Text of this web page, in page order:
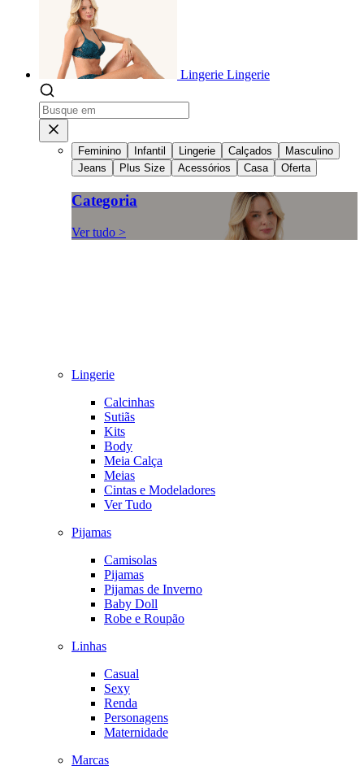
Lingerie Lingerie
Feminino Infantil Lingerie Calçados
Masculino
Jeans
Plus Size Acessórios Casa Oferta
Categoria
Ver tudo >
Lingerie
Calcinhas
Sutiãs
Kits
Body
Meia Calça
Meias
Cintas e Modeladores
Ver Tudo
Pijamas
Camisolas
Pijamas
Pijamas de Inverno
Baby Doll
Robe e Roupão
Linhas
Casual
Sexy
Renda
Personagens
Maternidade
Marcas